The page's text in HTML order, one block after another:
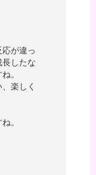
が違っ
したな
。
楽しく
。